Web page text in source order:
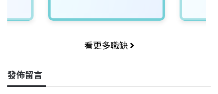
看更多職缺
發佈留言